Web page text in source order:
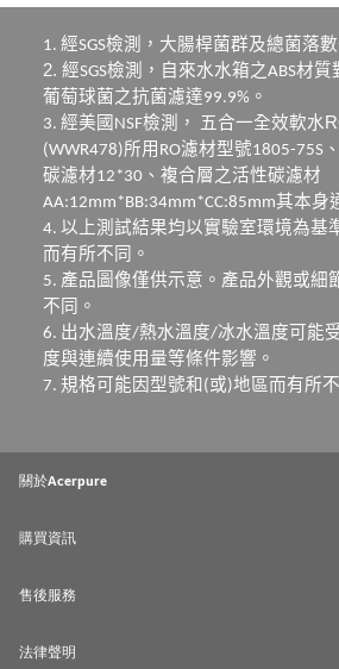
1. 經SGS檢測，大腸桿菌群及總菌落
2. 經SGS檢測，自來水水箱之ABS材質
葡萄球菌之抗菌濾達99.9% 。
3. 經美國 NSF檢測， 五合一全效軟水
(WWR478)所用 RO濾材型號1805-75S 、
碳濾材12*30 、複合層之活性碳濾材
AA:12mm*BB:34mm*CC:85mm其本身
4. 以上測試結果均以實驗室環境為基
而有所不同。
5. 產品圖像僅供示意。產品外觀或細
不同。
6. 出水溫度/熱水溫度/冰水溫度可能
度與連續使用量等條件影響。
7. 規格可能因型號和 (或)地區而有所
關於Acerpure
購買資訊
售後服務
法律聲明